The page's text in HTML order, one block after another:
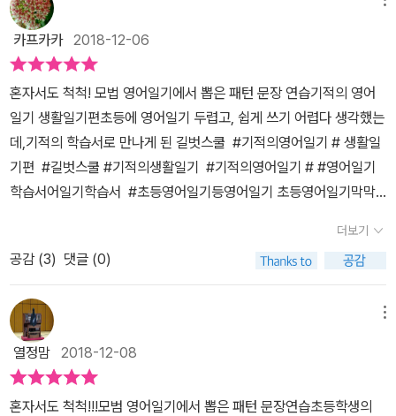
카프카카2018-12-06
혼자서도 척척! 모법 영어일기에서 뽑은 패턴 문장 연습기적의 영어
일기 생활일기편초등에 영어일기 두렵고, 쉽게 쓰기 어렵다 생각했는
데,기적의 학습서로 만나게 된 길벗스쿨 #기적의영어일기 # 생활일
기편 #길벗스쿨 #기적의생활일기 #기적의영어일기 # #영어일기
학습서어일기학습서 #초등영어일기등영어일기 초등영어일기​막막
가 아닐까 싶어요.초등 영어일기 추천하지만, 어떻게 지도해주어야
할지 어려움이 있다면길벗스쿨 기적의 영어일기 교재 사용해 보세요.
초등 영어일기에 꼭 쓰이는 패턴 문장으로 135개를 배우며, 일기쓰기
에 있어 자신감을 갖게 해주는 놀라운 장점을 가지고 있답니다.​ ​ ​ ​하루
일기 어떻게 접근해야 할지 모르고 두려움으로 미루고만 있었던 저희
도너무 재미있게 하루 일기를 시작해보게 되었네요.​영어에 단어와 문
법은 어렵다 할 수 있지만, 영작문에 있어서 패턴 문장을 연습하게 되
더보기
공감 (3) 댓글 (0)
열정맘 2018-12-08
혼자서도 척척!!!모범 영어일기에서 뽑은 패턴 문장연습초등학생의